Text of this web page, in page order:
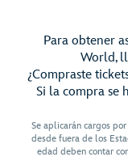
Para obtener
World,
¿Compraste
Si la compra se
Se aplicarán cargos
desde fuera de los
edad deben contar